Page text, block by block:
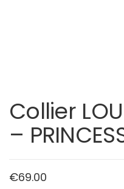
Collier
–
€69.00